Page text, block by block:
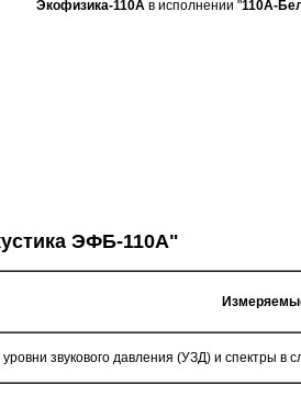
Экофизика-110А в исполнении "110А-
ЭФБ-110А"
звукового давления (УЗД) и спектры в